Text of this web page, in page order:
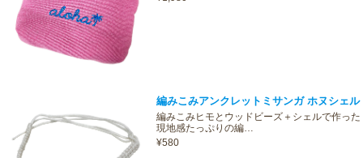
編みこみアンクレットミサンガ ホヌシェル
編みこみヒモとウッドビーズ＋シェルで作った
現地感たっぷりの編…
¥580